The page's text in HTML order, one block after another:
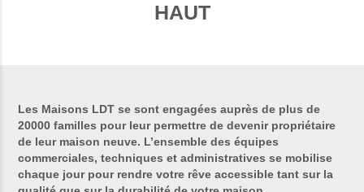
HAUT
Les Maisons LDT se sont engagées auprès de plus de
20000 familles pour leur permettre de devenir propriétaire
de leur maison neuve. L’ensemble des équipes
commerciales, techniques et administratives se mobilise
chaque jour pour rendre votre rêve accessible tant sur la